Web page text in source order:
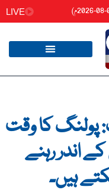
LIVE
پولنگ کا وقت
اندر رہنے
ہیں۔